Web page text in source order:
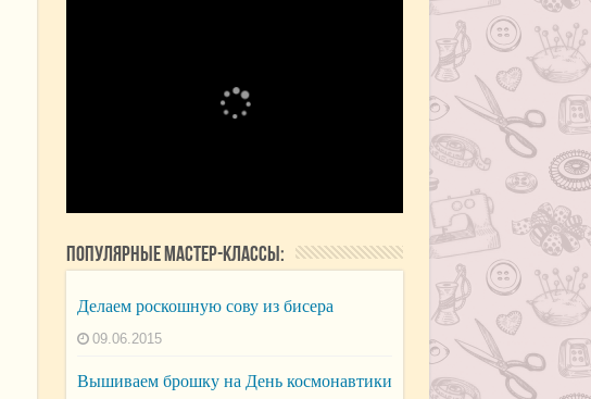
Популярные мастер-классы:
Делаем роскошную сову из бисера
09.06.2015
Вышиваем брошку на День космонавтики